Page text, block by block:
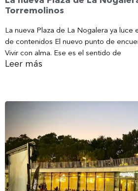
Torremolinos
La nueva Plaza de La Nogalera ya luce
de contenidos El nuevo punto de
Vivir con alma. Ese es el sentido de
Leer más